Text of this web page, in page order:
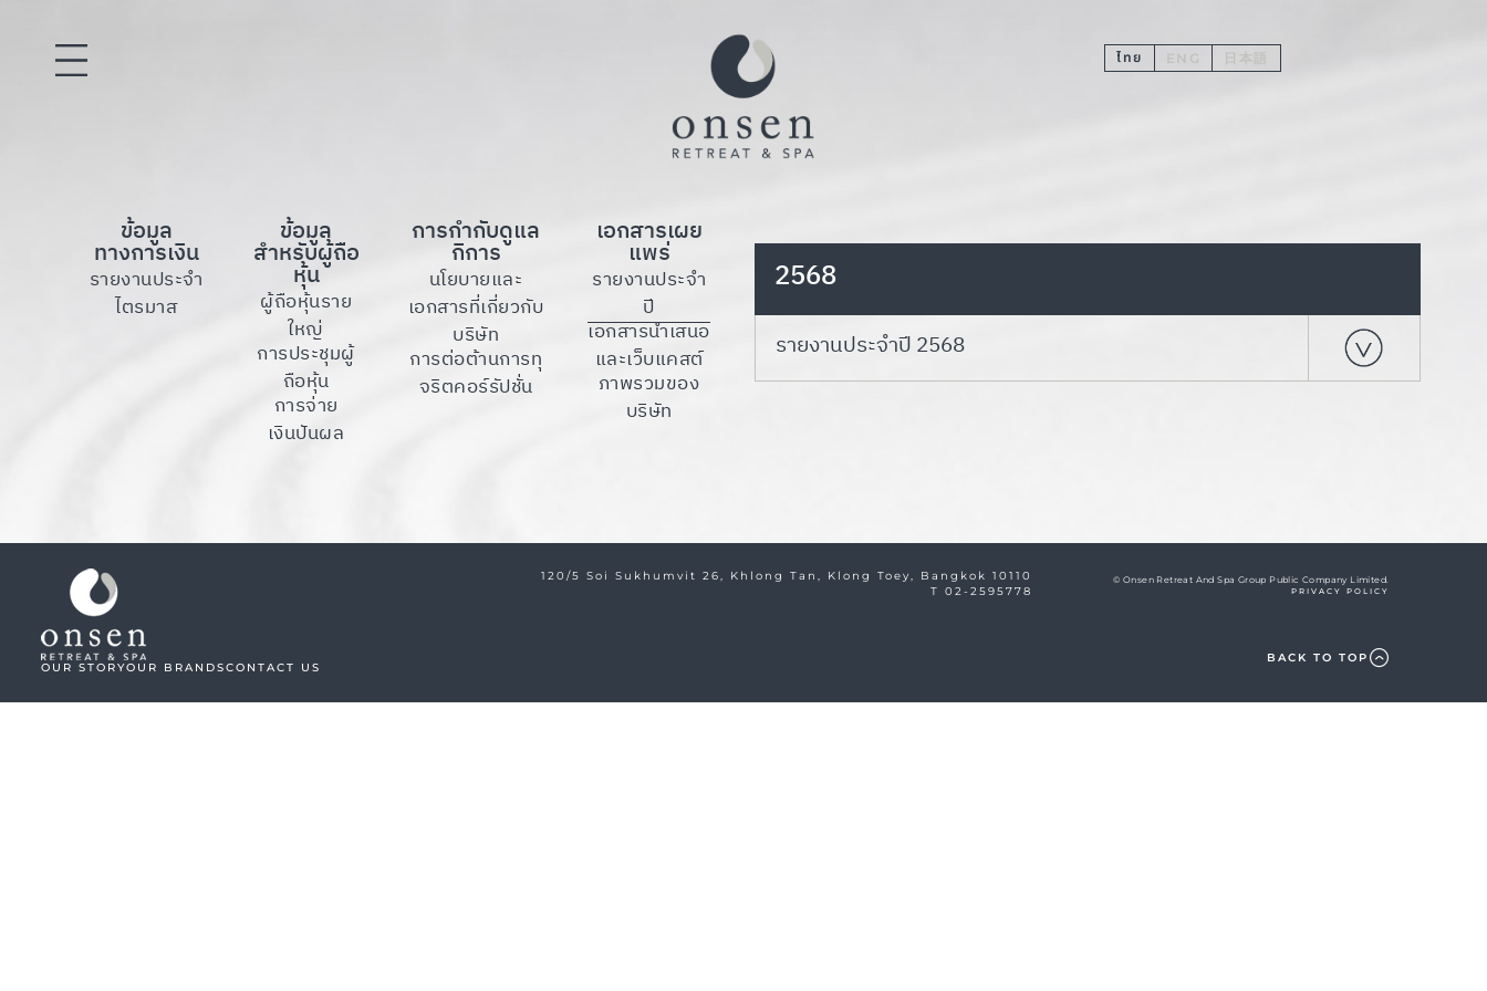
ไทย ENG 日本語
ข้อมูล
ทางการเงิน
รายงานประจำ
ไตรมาส
ข้อมูล
สำหรับผู้ถือ
หุ้น
ผู้ถือหุ้นราย
ใหญ่
การประชุมผู้
ถือหุ้น
การจ่าย
เงินปันผล
การกำกับดูแล
กิการ
นโยบายและ
เอกสารที่เกี่ยวกับ
บริษัท
การต่อต้านการทุ
จริตคอร์รัปชั่น
เอกสารเผย
แพร่
รายงานประจำ
ปี
เอกสารนำเสนอ
และเว็บแคสต์
ภาพรวมของ
บริษัท
2568
รายงานประจำปี 2568
OUR STORYOUR BRANDSCONTACT US
120/5 Soi Sukhumvit 26, Khlong Tan, Klong Toey, Bangkok 10110
T 02-2595778
© Onsen Retreat And Spa Group Public Company Limited.
PRIVACY POLICY
BACK TO TOP